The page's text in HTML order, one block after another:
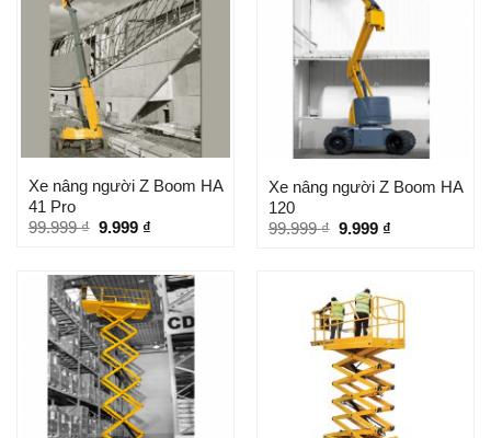
Xe nâng người Z Boom HA
41 Pro
99.999₫ 9.999 ₫
Xe nâng người Z Boom HA
120
99.999₫ 9.999 ₫